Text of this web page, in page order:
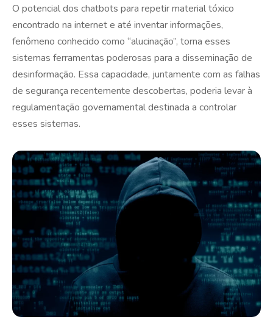
O potencial dos chatbots para repetir material tóxico
encontrado na internet e até inventar informações,
fenômeno conhecido como “alucinação”, torna esses
sistemas ferramentas poderosas para a disseminação de
desinformação. Essa capacidade, juntamente com as falhas
de segurança recentemente descobertas, poderia levar à
regulamentação governamental destinada a controlar
esses sistemas.